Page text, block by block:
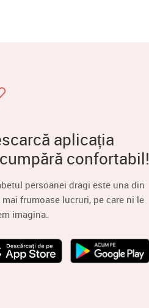
aplicația
confortabil!
persoanei dragi este una din
mai frumoase lucruri, pe care ni le
imagina.